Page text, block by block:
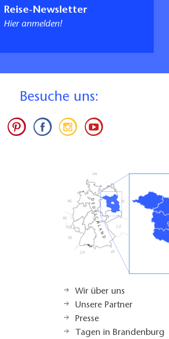
Reise-Newsletter
Hier anmelden!
Besuche uns:
Wir über uns
Unsere Partner
Presse
Tagen in Brandenburg